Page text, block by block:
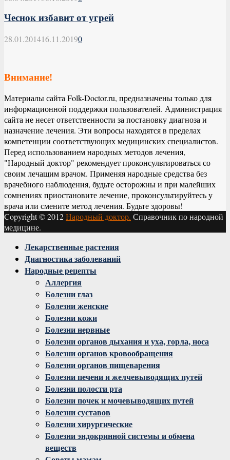
Чеснок избавит от угрей
28.01.201416.11.20190
Внимание!
Материалы сайта Folk-Doctor.ru, предназначены только для
информационной поддержки пользователей. Администрация
сайта не несет ответственности за постановку диагноза и
назначение лечения. Эти вопросы находятся в пределах
компетенции соответствующих медицинских специалистов.
Перед использованием народных методов лечения,
"Народный доктор" рекомендует проконсультироваться со
своим лечащим врачом. Применяя народные средства без
врачебного наблюдения, будьте осторожны и при малейших
сомнениях приостановите лечение, проконсультируйтесь у
врача или смените метод лечения. Будьте здоровы!
Copyright © 2012Народный доктор. Справочник по народной
медицине.
Facebook
Twitter
Instagram
YoutubeЛекарственные растения
Диагностика заболеваний
Народные рецепты
Аллергия
Болезни глаз
Болезни женские
Болезни кожи
Болезни нервные
Болезни органов дыхания и уха, горла, носа
Болезни органов кровообращения
Болезни органов пищеварения
Болезни печени и желчевыводящих путей
Болезни полости рта
Болезни почек и мочевыводящих путей
Болезни суставов
Болезни хирургические
Болезни эндокринной системы и обмена
веществ